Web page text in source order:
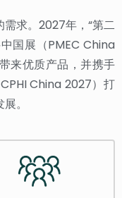
求。2027年，“第二
国展（PMEC China
来优质产品，并携手
China 2027）打
。